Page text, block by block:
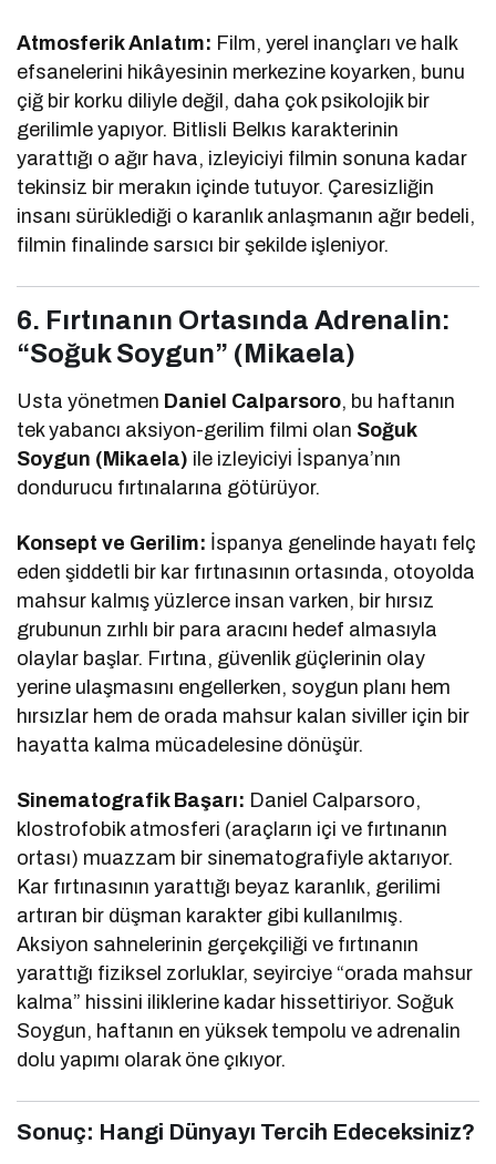
Atmosferik Anlatım: Film, yerel inançları ve halk
efsanelerini hikâyesinin merkezine koyarken, bunu
çiğ bir korku diliyle değil, daha çok psikolojik bir
gerilimle yapıyor. Bitlisli Belkıs karakterinin
yarattığı o ağır hava, izleyiciyi filmin sonuna kadar
tekinsiz bir merakın içinde tutuyor. Çaresizliğin
insanı sürüklediği o karanlık anlaşmanın ağır bedeli,
filmin finalinde sarsıcı bir şekilde işleniyor.
6. Fırtınanın Ortasında Adrenalin:
“Soğuk Soygun” (Mikaela)
Usta yönetmen Daniel Calparsoro, bu haftanın
tek yabancı aksiyon-gerilim filmi olan Soğuk
Soygun (Mikaela) ile izleyiciyi İspanya’nın
dondurucu fırtınalarına götürüyor.
Konsept ve Gerilim: İspanya genelinde hayatı felç
eden şiddetli bir kar fırtınasının ortasında, otoyolda
mahsur kalmış yüzlerce insan varken, bir hırsız
grubunun zırhlı bir para aracını hedef almasıyla
olaylar başlar. Fırtına, güvenlik güçlerinin olay
yerine ulaşmasını engellerken, soygun planı hem
hırsızlar hem de orada mahsur kalan siviller için bir
hayatta kalma mücadelesine dönüşür.
Sinematografik Başarı: Daniel Calparsoro,
klostrofobik atmosferi (araçların içi ve fırtınanın
ortası) muazzam bir sinematografiyle aktarıyor.
Kar fırtınasının yarattığı beyaz karanlık, gerilimi
artıran bir düşman karakter gibi kullanılmış.
Aksiyon sahnelerinin gerçekçiliği ve fırtınanın
yarattığı fiziksel zorluklar, seyirciye “orada mahsur
kalma” hissini iliklerine kadar hissettiriyor. Soğuk
Soygun, haftanın en yüksek tempolu ve adrenalin
dolu yapımı olarak öne çıkıyor.
Sonuç: Hangi Dünyayı Tercih Edeceksiniz?